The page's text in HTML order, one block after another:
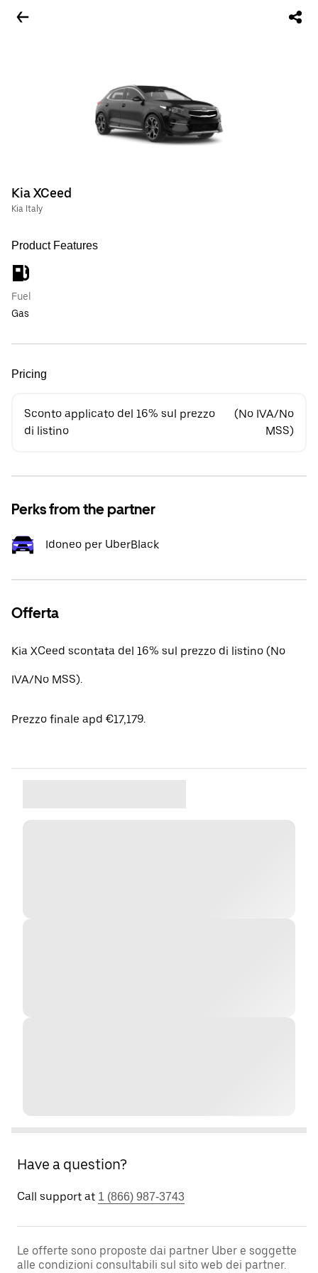
Kia XCeed
Kia Italy
Product Features
Fuel
Gas
Pricing
Sconto applicato del 16% sul prezzo
di listino
(No IVA/No
MSS)
Perks from the partner
Idoneo per UberBlack
Offerta
Kia XCeed scontata del 16% sul prezzo di listino (No
IVA/No MSS).
Prezzo finale apd €17,179.
Have a question?
Call support at 1 (866) 987-3743
Le offerte sono proposte dai partner Uber e soggette
alle condizioni consultabili sul sito web dei partner.